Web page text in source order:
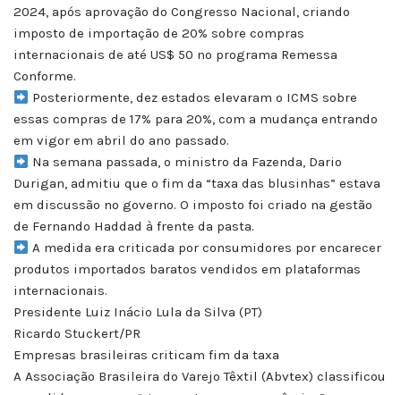
2024, após aprovação do Congresso Nacional, criando
imposto de importação de 20% sobre compras
internacionais de até US$ 50 no programa Remessa
Conforme.
Posteriormente, dez estados elevaram o ICMS sobre
essas compras de 17% para 20%, com a mudança entrando
em vigor em abril do ano passado.
Na semana passada, o ministro da Fazenda, Dario
Durigan, admitiu que o fim da “taxa das blusinhas” estava
em discussão no governo. O imposto foi criado na gestão
de Fernando Haddad à frente da pasta.
A medida era criticada por consumidores por encarecer
produtos importados baratos vendidos em plataformas
internacionais.
Presidente Luiz Inácio Lula da Silva (PT)
Ricardo Stuckert/PR
Empresas brasileiras criticam fim da taxa
A Associação Brasileira do Varejo Têxtil (Abvtex) classificou